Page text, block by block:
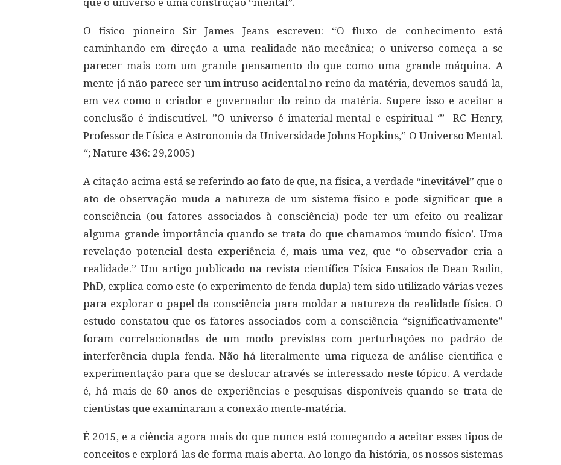
que o universo é uma construção “mental”.
O físico pioneiro Sir James Jeans escreveu: “O fluxo de conhecimento está
caminhando em direção a uma realidade não-mecânica; o universo começa a se
parecer mais com um grande pensamento do que como uma grande máquina. A
mente já não parece ser um intruso acidental no reino da matéria, devemos saudá-la,
em vez como o criador e governador do reino da matéria. Supere isso e aceitar a
conclusão é indiscutível. ”O universo é imaterial-mental e espiritual ‘”- RC Henry,
Professor de Física e Astronomia da Universidade Johns Hopkins,” O Universo Mental.
“; Nature 436: 29,2005)
A citação acima está se referindo ao fato de que, na física, a verdade “inevitável” que o
ato de observação muda a natureza de um sistema físico e pode significar que a
consciência (ou fatores associados à consciência) pode ter um efeito ou realizar
alguma grande importância quando se trata do que chamamos ‘mundo físico’. Uma
revelação potencial desta experiência é, mais uma vez, que “o observador cria a
realidade.” Um artigo publicado na revista científica Física Ensaios de Dean Radin,
PhD, explica como este (o experimento de fenda dupla) tem sido utilizado várias vezes
para explorar o papel da consciência para moldar a natureza da realidade física. O
estudo constatou que os fatores associados com a consciência “significativamente”
foram correlacionadas de um modo previstas com perturbações no padrão de
interferência dupla fenda. Não há literalmente uma riqueza de análise científica e
experimentação para que se deslocar através se interessado neste tópico. A verdade
é, há mais de 60 anos de experiências e pesquisas disponíveis quando se trata de
cientistas que examinaram a conexão mente-matéria.
É 2015, e a ciência agora mais do que nunca está começando a aceitar esses tipos de
conceitos e explorá-las de forma mais aberta. Ao longo da história, os nossos sistemas